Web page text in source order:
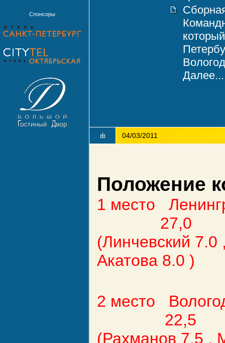
Спонсоры
Далее...
04/03/2011
Положение
1 место
27,0
(Линчевский
Акатова 8.0 )
2 место
22,5
(Рахманов 7.5 ,